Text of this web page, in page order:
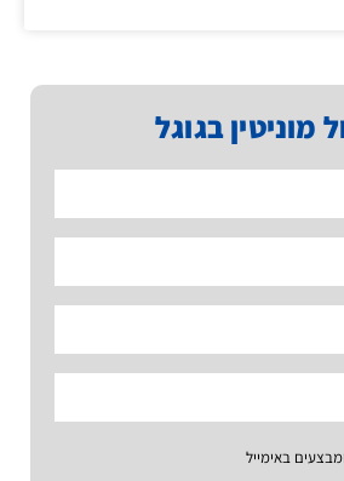
מוניטין בגוגל
באימייל